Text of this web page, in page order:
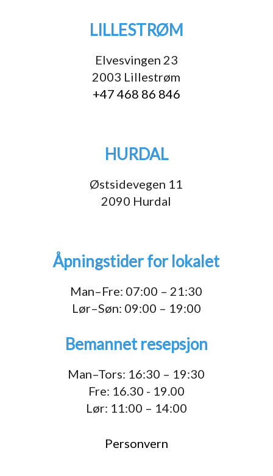
LILLESTRØM
Elvesvingen 23
2003 Lillestrøm
+47 468 86 846
HURDAL
Østsidevegen 11
2090 Hurdal
Åpningstider for lokalet
Man–Fre: 07:00 – 21:30
Lør–Søn: 09:00 – 19:00
Bemannet resepsjon
Man–Tors: 16:30 – 19:30
Fre: 16.30 - 19.00
Lør: 11:00 – 14:00
Personvern